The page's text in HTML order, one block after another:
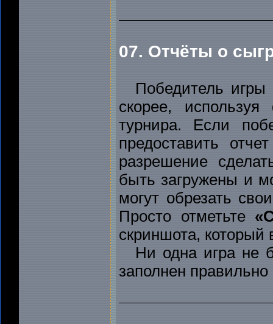
07. Отчёты о
Победитель игры
скорее,
турнира. Если
предоставить
разрешение
быть загружены и
могут обрезать
Просто отметьте
скриншота, который
Ни одна игра не
заполнен